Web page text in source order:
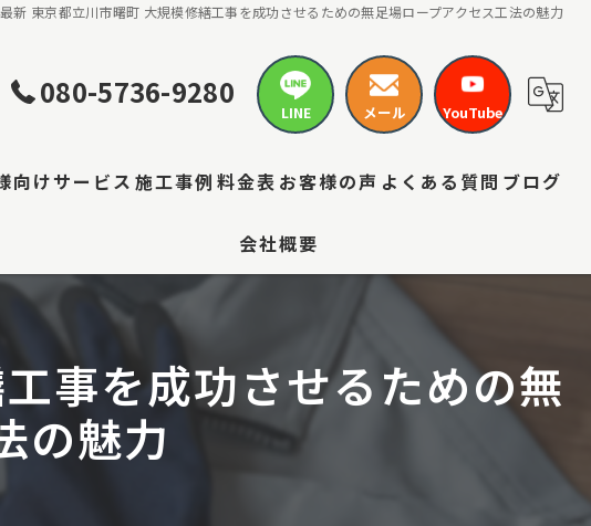
新 東京都立川市曙町 大規模修繕工事を成功させるための無足場ロープアクセス工法の魅力
080-5736-9280
LINE メール YouTube
向けサービス 施工事例 料金表 お客様の声 よくある質問 ブログ
会社概要
事を成功させるための無
の魅力